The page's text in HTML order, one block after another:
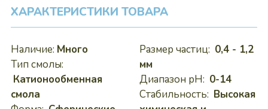
ХАРАКТЕРИСТИКИ ТОВАРА
Наличие: Много
Тип смолы:
Катионообменная
смола
Размер частиц: 0,4 - 1,2
мм
Диапазон pH: 0-14
Стабильность: Высокая